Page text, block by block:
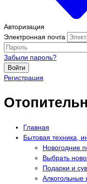
Авторизация
Электронная почта
Забыли пароль?
Войти
Регистрация
Главная
Бытовая техника,
Новогодние
Выбрать
Подарки и
Алкогольные